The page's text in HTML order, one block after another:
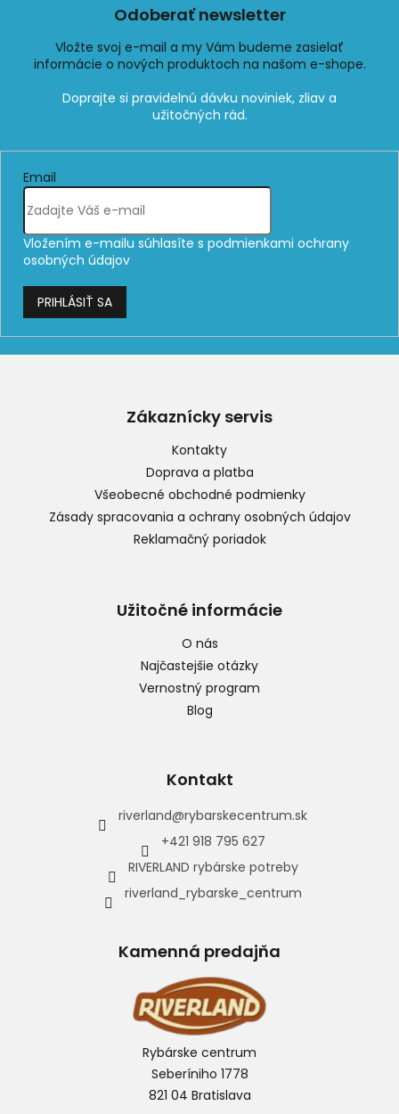
Odoberať newsletter
Vložte svoj e-mail a my Vám budeme zasielať
informácie o nových produktoch na našom e-shope.
Email
Vložením e-mailu súhlasíte s podmienkami ochrany
osobných údajov
PRIHLÁSIŤ SA
Zákaznícky servis
Kontakty
Doprava a platba
Všeobecné obchodné podmienky
Zásady spracovania a ochrany osobných údajov
Reklamačný poriadok
Užitočné informácie
O nás
Najčastejšie otázky
Vernostný program
Blog
Kontakt
riverland@rybarskecentrum.sk
+421 918 795 627
RIVERLAND rybárske potreby
riverland_rybarske_centrum
Kamenná predajňa
Rybárske centrum
Seberíniho 1778
821 04 Bratislava